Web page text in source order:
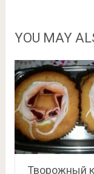
YOU MAY
Творожный